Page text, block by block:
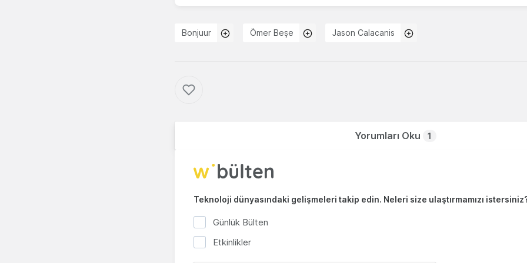
Bonjuur Ömer Beşe Jason Calacanis
Yorumları Oku 1
Teknoloji dünyasındaki gelişmeleri takip edin. Neleri size ulaştırmamızı
Günlük Bülten
Etkinlikler